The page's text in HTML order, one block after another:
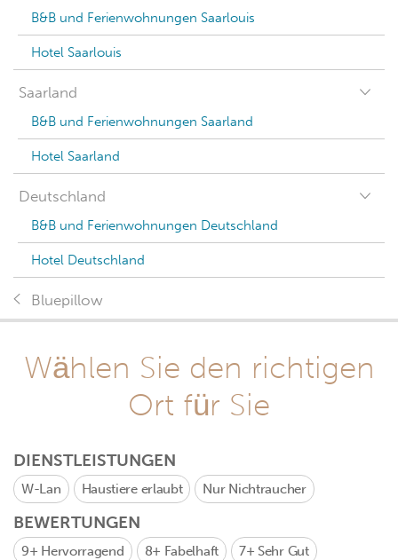
B&B und Ferienwohnungen Saarlouis
Hotel Saarlouis
Saarland
B&B und Ferienwohnungen Saarland
Hotel Saarland
Deutschland
B&B und Ferienwohnungen Deutschland
Hotel Deutschland
Bluepillow
Wählen Sie den richtigen
Ort für Sie
DIENSTLEISTUNGEN
W-Lan Haustiere erlaubt Nur Nichtraucher
BEWERTUNGEN
9+ Hervorragend 8+ Fabelhaft 7+ Sehr Gut